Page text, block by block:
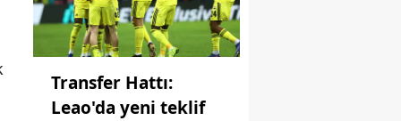
Transfer Hattı:
Leao'da yeni teklif